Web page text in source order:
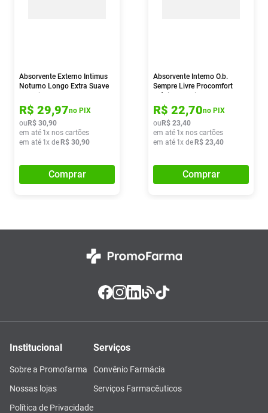
Absorvente Externo Intimus
Noturno Longo Extra Suave
R$ 29,97no PIX
ou R$ 30,90
em até 1x nos cartões
em até 1x de R$ 30,90
Comprar
Absorvente Interno O.b.
Sempre Livre Procomfort
R$ 22,70no PIX
ou R$ 23,40
em até 1x nos cartões
em até 1x de R$ 23,40
Comprar
Institucional
Sobre a Promofarma
Nossas lojas
Política de Privacidade
Serviços
Convênio Farmácia
Serviços Farmacêuticos